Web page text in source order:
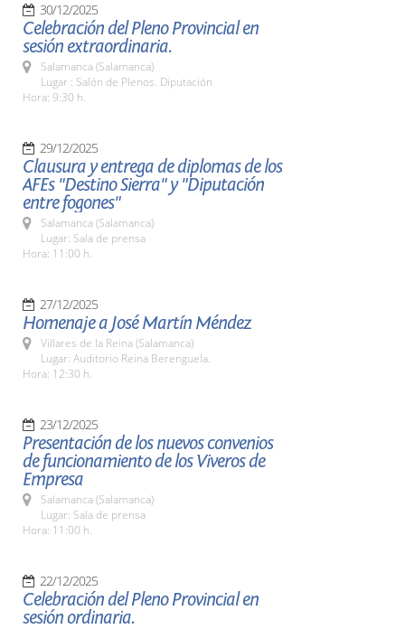
30/12/2025
Celebración del Pleno Provincial en
sesión extraordinaria.
Salamanca (Salamanca)
Lugar : Salón de Plenos. Diputación
Hora: 9:30 h.
29/12/2025
Clausura y entrega de diplomas de los
AFEs "Destino Sierra" y "Diputación
entre fogones"
Salamanca (Salamanca)
Lugar: Sala de prensa
Hora: 11:00 h.
27/12/2025
Homenaje a José Martín Méndez
Villares de la Reina (Salamanca)
Lugar: Auditorio Reina Berenguela.
Hora: 12:30 h.
23/12/2025
Presentación de los nuevos convenios
de funcionamiento de los Viveros de
Empresa
Salamanca (Salamanca)
Lugar: Sala de prensa
Hora: 11:00 h.
22/12/2025
Celebración del Pleno Provincial en
sesión ordinaria.